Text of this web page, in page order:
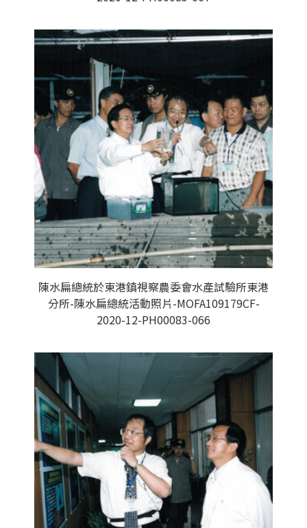
陳水扁總統於東港鎮視察農委會水產試驗所東港
分所-陳水扁總統活動照片-MOFA109179CF-
2020-12-PH00083-066